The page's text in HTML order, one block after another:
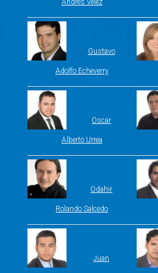
Andrés Vélez
Gustavo
Adolfo Echeverry
Oscar
Alberto Urrea
Odahir
Rolando Salcedo
Juan